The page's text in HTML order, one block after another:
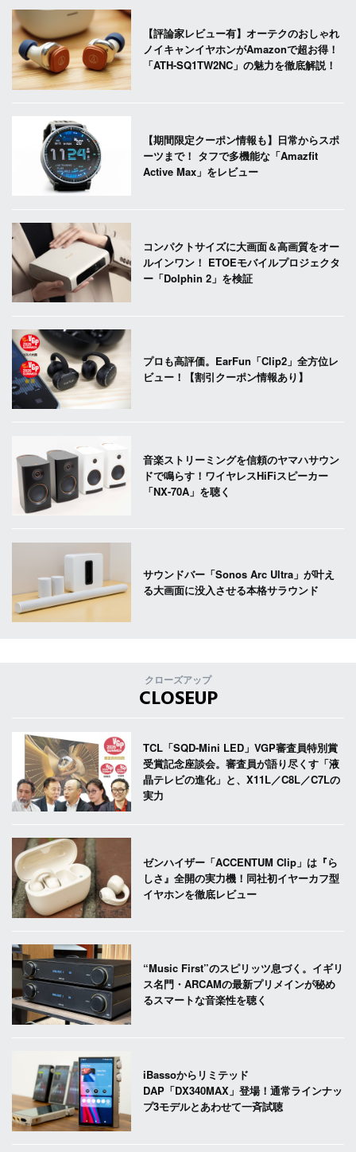
【評論家レビュー有】オーテクのおしゃれ
ノイキャンイヤホンがAmazonで超お得！
「ATH-SQ1TW2NC」の魅力を徹底解説！
【期間限定クーポン情報も】日常からスポ
ーツまで！ タフで多機能な「Amazfit
Active Max」をレビュー
コンパクトサイズに大画面＆高画質をオー
ルインワン！ ETOEモバイルプロジェクタ
ー「Dolphin 2」を検証
プロも高評価。EarFun「Clip2」全方位レ
ビュー！【割引クーポン情報あり】
音楽ストリーミングを信頼のヤマハサウン
ドで鳴らす！ワイヤレスHiFiスピーカー
「NX-70A」を聴く
サウンドバー「Sonos Arc Ultra」が叶え
る大画面に没入させる本格サラウンド
クローズアップ
CLOSEUP
TCL「SQD-Mini LED」VGP審査員特別賞
受賞記念座談会。審査員が語り尽くす「液
晶テレビの進化」と、X11L／C8L／C7Lの
実力
ゼンハイザー「ACCENTUM Clip」は『ら
しさ』全開の実力機！同社初イヤーカフ型
イヤホンを徹底レビュー
“Music First”のスピリッツ息づく。イギリ
ス名門・ARCAMの最新プリメインが秘め
るスマートな音楽性を聴く
iBassoからリミテッド
DAP「DX340MAX」登場！通常ラインナッ
プ3モデルとあわせて一斉試聴